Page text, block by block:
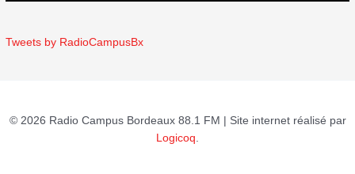
Tweets by RadioCampusBx
© 2026 Radio Campus Bordeaux 88.1 FM | Site internet réalisé par
Logicoq.